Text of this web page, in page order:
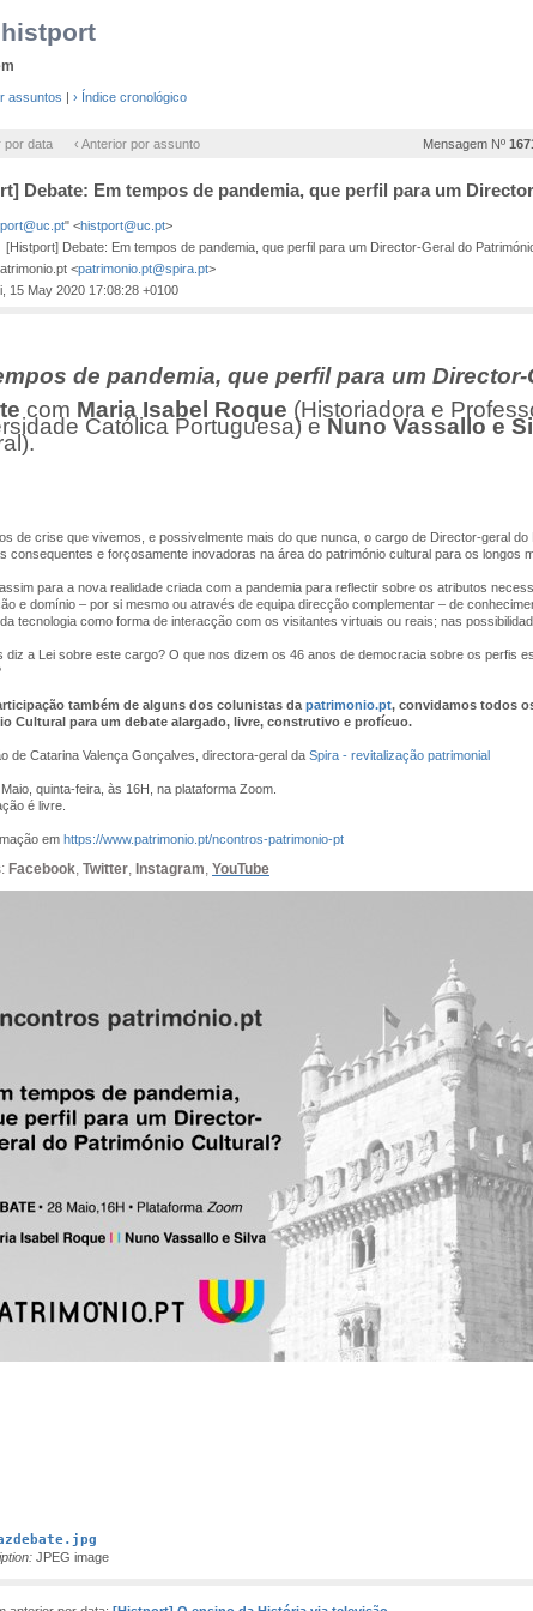
histport
assuntos | › Índice cronológico
por data ‹ Anterior por assunto Mensagem Nº
Debate: Em tempos de pandemia, que perfil para um
" <histport@uc.pt>
[Histport] Debate: Em tempos de pandemia, que perfil para um Director-Geral do
<patrimonio.pt@spira.pt>
15 May 2020 17:08:28 +0100
de pandemia, que perfil para um
com Maria Isabel Roque (Historiadora e
Católica Portuguesa) e Nuno Vassallo e
de crise que vivemos, e possivelmente mais do que nunca, o cargo de Director-geral
consequentes e forçosamente inovadoras na área do património cultural para os longos
para a nova realidade criada com a pandemia para reflectir sobre os atributos
e domínio – por si mesmo ou através de equipa direcção complementar – de
tecnologia como forma de interacção com os visitantes virtuais ou reais; nas
diz a Lei sobre este cargo? O que nos dizem os 46 anos de democracia sobre os perfis
também de alguns dos colunistas da patrimonio.pt, convidamos todos
Cultural para um debate alargado, livre, construtivo e profícuo.
de Catarina Valença Gonçalves, directora-geral da Spira - revitalização patrimonial
quinta-feira, às 16H, na plataforma Zoom.
é livre.
em https://www.patrimonio.pt/ncontros-patrimonio-pt
Facebook, Twitter, Instagram, YouTube
JPEG image